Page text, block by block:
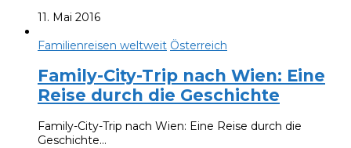
11. Mai 2016
Familienreisen weltweit Österreich
Family-City-Trip nach Wien: Eine
Reise durch die Geschichte
Family-City-Trip nach Wien: Eine Reise durch die
Geschichte…